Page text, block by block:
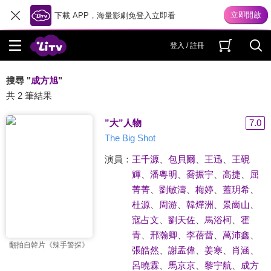
下載 APP，海量影劇免登入立即看
登入 / 註冊
搜尋 "成方旭"
共 2 筆結果
翻拍自韓片《辣手警探》
”大”人物
7.0
The Big Shot
演員： 王千源、 包貝爾、 王迅
王硯
輝、 潘粵明 喬振宇、 高捷、
屈
菁菁、 劉敏濤、 梅婷、 蓋玥希、
杜源、 周游、 韓燁洲 景崗山
寇占文
劉天佐、 馬浴柯、 霍
青、 邢瀚卿 李蓓蕾、 萬沛鑫
張皓然
謝孟偉、 姜寒 肖涵
呂曉霖
馬京京、 黎宇航
成方